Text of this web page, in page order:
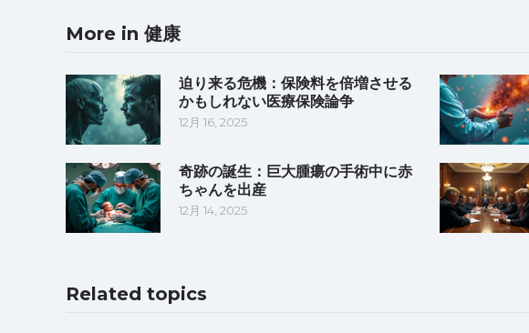
More in 健康
迫り来る危機：保険料を倍増させる
かもしれない医療保険論争
12月 16, 2025
奇跡の誕生：巨大腫瘍の手術中に赤
ちゃんを出産
12月 14, 2025
Related topics